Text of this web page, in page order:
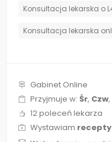
Konsultacja lekarska o
Konsultacja lekarska
Gabinet Online
Przyjmuje w: Śr, Czw,
12 poleceń lekarza
Wystawiam recepty